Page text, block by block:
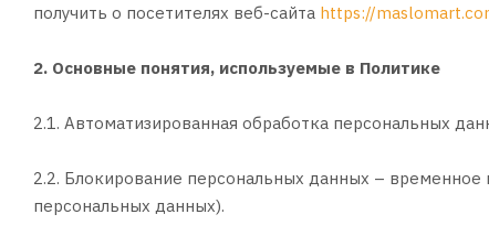
получить о посетителях веб-сайта https://
2. Основные понятия, используемые в Политике
2.1. Автоматизированная обработка персональных
2.2. Блокирование персональных данных –
персональных данных).